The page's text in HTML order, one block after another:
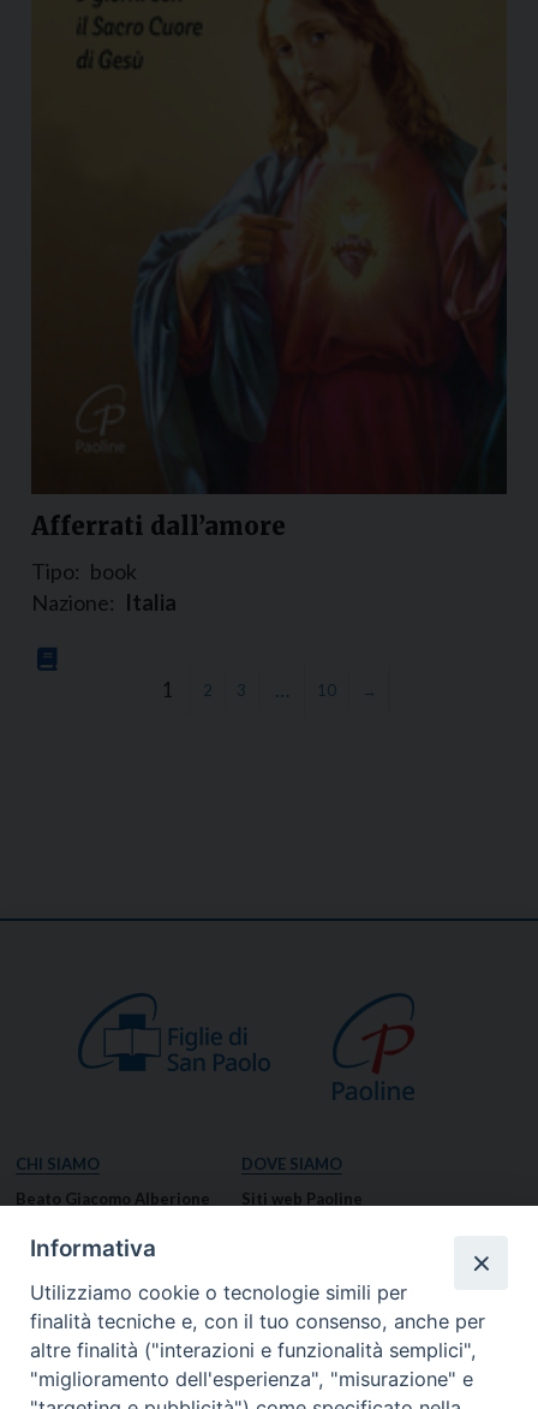
Afferrati dall’amore
Tipo: book
Nazione: Italia
1 2 3 … 10 →
CHI SIAMO
Beato Giacomo Alberione
Missione Paolina
Luoghi delle Origini
Governo Generale
DOVE SIAMO
Siti web Paoline
Notizie dal governo generale
Notizie in breve
RISORSE
Informativa
Utilizziamo cookie o tecnologie simili per
finalità tecniche e, con il tuo consenso, anche per
altre finalità ("interazioni e funzionalità semplici",
"miglioramento dell'esperienza", "misurazione" e